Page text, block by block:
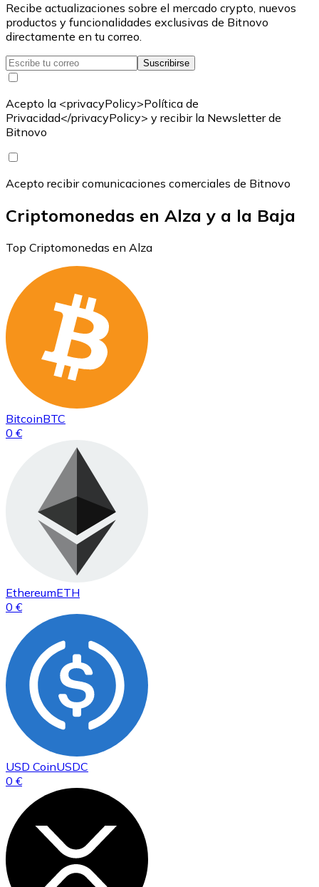
Recibe actualizaciones sobre el mercado crypto, nuevos
productos y funcionalidades exclusivas de Bitnovo
directamente en tu correo.
Suscribirse
Acepto la <privacyPolicy>Política de
Privacidad</privacyPolicy> y recibir la Newsletter de
Bitnovo
Acepto recibir comunicaciones comerciales de Bitnovo
Criptomonedas en Alza y a la Baja
Top Criptomonedas en Alza
BitcoinBTC
0 €
EthereumETH
0 €
USD CoinUSDC
0 €